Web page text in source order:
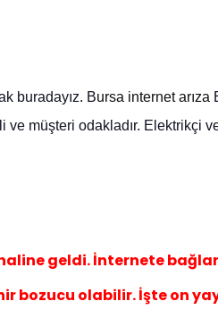
buradayız. Bursa internet arıza
ve müşteri odakladır. E lektrikçi
geldi. İnternete
bozucu olabilir. İşte on